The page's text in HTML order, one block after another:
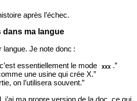
après l’échec.
dans ma langue
langue. Je note donc :
essentiellement le mode
XXX .”
une usine qui crée X.”
on l’utilisera souvent.”